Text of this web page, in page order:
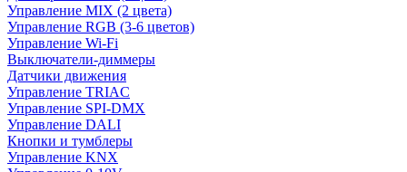
Управление MIX (2 цвета)
Управление RGB (3-6 цветов)
Управление Wi-Fi
Выключатели-диммеры
Датчики движения
Управление TRIAC
Управление SPI-DMX
Управление DALI
Кнопки и тумблеры
Управление KNX